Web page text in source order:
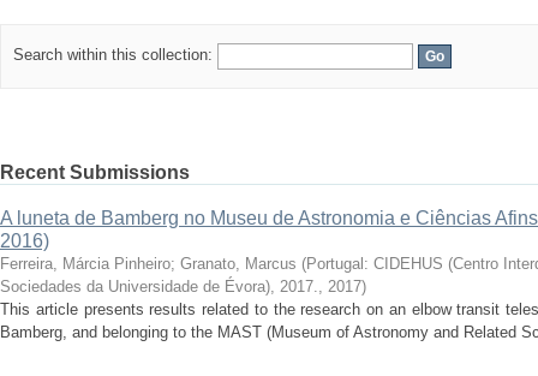
Search within this collection:
Recent Submissions
A luneta de Bamberg no Museu de Astronomia e Ciências
2016)
Ferreira, Márcia Pinheiro; Granato, Marcus (Portugal: CIDEHUS (Centro
Sociedades da Universidade de Évora), 2017., 2017)
This article presents results related to the research on an elbow transit
Bamberg, and belonging to the MAST (Museum of Astronomy and Related